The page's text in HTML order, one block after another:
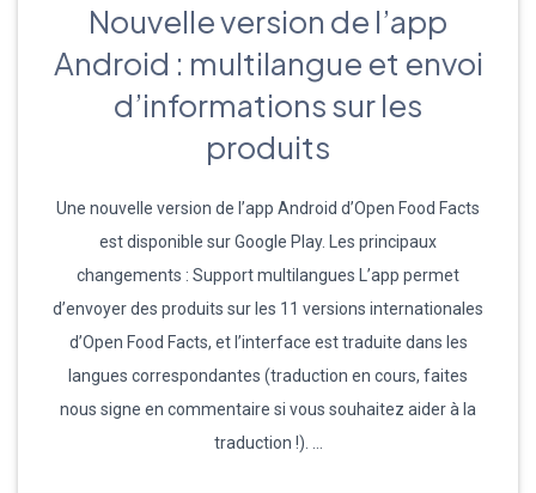
Nouvelle version de l’app
Android : multilangue et envoi
d’informations sur les
produits
Une nouvelle version de l’app Android d’Open Food Facts
est disponible sur Google Play. Les principaux
changements : Support multilangues L’app permet
d’envoyer des produits sur les 11 versions internationales
d’Open Food Facts, et l’interface est traduite dans les
langues correspondantes (traduction en cours, faites
nous signe en commentaire si vous souhaitez aider à la
traduction !). …